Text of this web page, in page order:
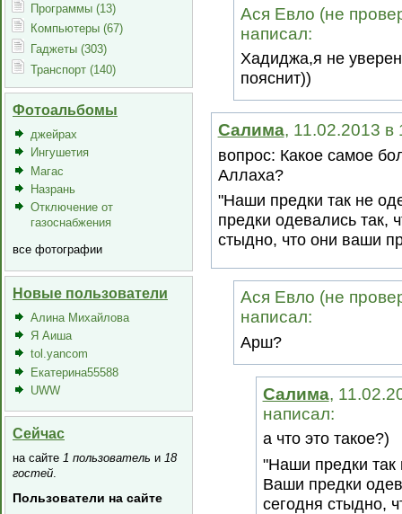
Программы (13)
Компьютеры (67)
Гаджеты (303)
Транспорт (140)
Фотоальбомы
джейрах
Ингушетия
Магас
Назрань
Отключение от
газоснабжения
все фотографии
Новые пользователи
Алина Михайлова
Я Аиша
tol.yancom
Екатерина55588
UWW
Сейчас
на сайте 1 пользователь и 18
гостей.
Пользователи на сайте
Ася Евло (не
написал:
Хадиджа,я не
пояснит))
Салима, 11.02.2013 в
вопрос: Какое самое
Аллаха?
"Наши предки так не
предки одевались так,
стыдно, что они ваши
Ася Евло (не
написал:
Арш?
Салима,
написал:
а что это такое?)
"Наши предки так
Ваши предки
сегодня стыдно,